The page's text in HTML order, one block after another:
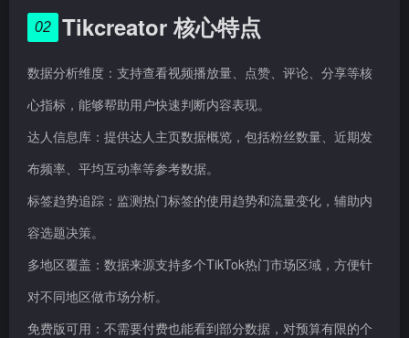
02 Tikcreator 核心特点
数据分析维度：支持查看视频播放量、点赞、评论、分享等核
心指标，能够帮助用户快速判断内容表现。
达人信息库：提供达人主页数据概览，包括粉丝数量、近期发
布频率、平均互动率等参考数据。
标签趋势追踪：监测热门标签的使用趋势和流量变化，辅助内
容选题决策。
多地区覆盖：数据来源支持多个TikTok热门市场区域，方便针
对不同地区做市场分析。
免费版可用：不需要付费也能看到部分数据，对预算有限的个